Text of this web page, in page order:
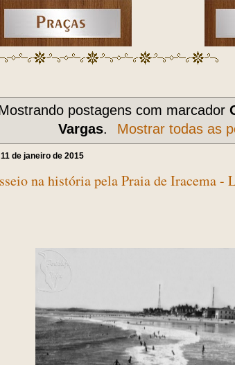
postagens com marcador
Vargas. Mostrar todas as
de janeiro de 2015
na história pela Praia de Iracema -